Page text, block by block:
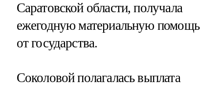
Саратовской области, получала
ежегодную материальную помощь
от государства.
Соколовой полагалась выплата